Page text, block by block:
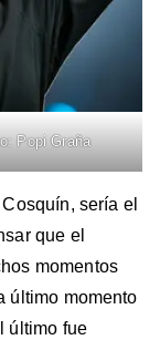
Popi Graña
sería el
que el
momentos
último momento
último fue